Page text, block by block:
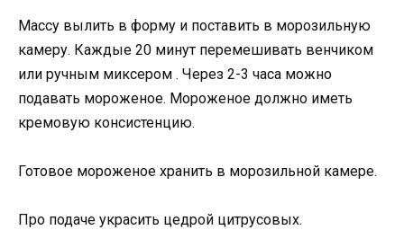
Массу вылить в форму и поставить в морозильную
камеру. Каждые 20 минут перемешивать венчиком
или ручным миксером . Через 2-3 часа можно
подавать мороженое. Мороженое должно иметь
кремовую консистенцию.
Готовое мороженое хранить в морозильной камере.
Про подаче украсить цедрой цитрусовых.